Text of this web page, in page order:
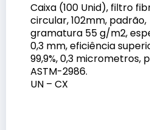
Caixa (100 Unid), filtro
circular, 102mm, padrão,
gramatura 55 g/m2,
0,3 mm, eficiência
99,9%, 0,3 micrometros,
ASTM-2986.
UN – CX